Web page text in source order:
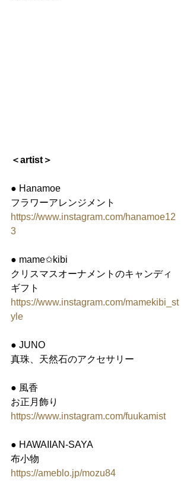
＜artist＞
● Hanamoe
フラワーアレンジメント
https://www.instagram.com/hanamoe12
3
● mame✩kibi
クリスマスオーナメントのキャンディ
ギフト
https://www.instagram.com/mamekibi_st
yle
● JUNO
真珠、天然石のアクセサリー
● 風香
お正月飾り
https://www.instagram.com/fuukamist
● HAWAIIAN-SAYA
布小物
https://ameblo.jp/mozu84